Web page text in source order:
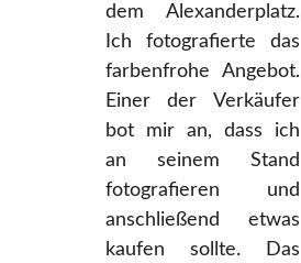
dem Alexanderplatz.
Ich fotografierte das
farbenfrohe Angebot.
Einer der Verkäufer
bot mir an, dass ich
an seinem Stand
fotografieren und
anschließend etwas
kaufen sollte. Das